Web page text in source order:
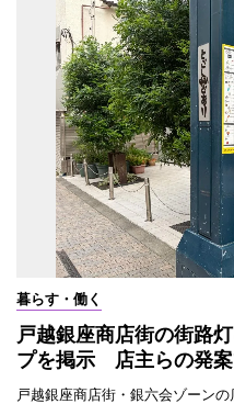
暮らす・働く
戸越銀座商店街の街路
プを掲示 店主らの発
戸越銀座商店街・銀六会ゾーン